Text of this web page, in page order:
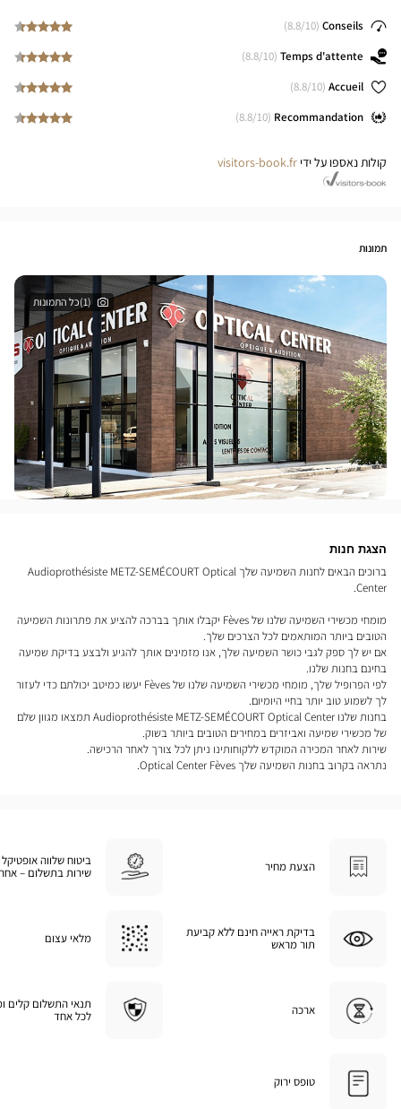
Conseils
(
8.8/10)
Temps d'attente
(
8.8/10)
Accueil
(
8.8/10)
Recommandation
(
8.8/10)
קולות נאספו על ידי visitors-book.fr
תמונות
(1)כל התמונות
הצגת חנות
ברוכים הבאים לחנות השמיעה שלך Audioprothésiste METZ-SEMÉCOURT Optical
Center.
מומחי מכשירי השמיעה שלנו של Fèves יקבלו אותך בברכה להציע את פתרונות השמיעה
הטובים ביותר המותאמים לכל הצרכים שלך.
אם יש לך ספק לגבי כושר השמיעה שלך, אנו מזמינים אותך להגיע ולבצע בדיקת שמיעה
בחינם בחנות שלנו.
לפי הפרופיל שלך, מומחי מכשירי השמיעה שלנו של Fèves יעשו כמיטב יכולתם כדי לעזור
לך לשמוע טוב יותר בחיי היומיום.
בחנות שלנו Audioprothésiste METZ-SEMÉCOURT Optical Center תמצאו מגוון שלם
של מכשירי שמיעה ואביזרים במחירים הטובים ביותר בשוק.
שירות לאחר המכירה המוקדש ללקוחותינו ניתן לכל צורך לאחר הרכישה.
נתראה בקרוב בחנות השמיעה שלך Optical Center Fèves.
הצעת מחיר
ביטוח שלווה
שירות בתשלום –
בדיקת ראייה חינם ללא קביעת
תור מראש
מלאי עצום
ארכה
תנאי התשלום קלים
לכל אחד
טופס ירוק